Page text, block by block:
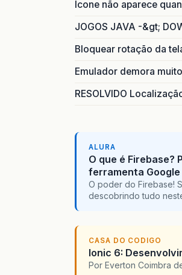
Icone não aparece
JOGOS JAVA -&gt;
Bloquear rotação da
Emulador demora
RESOLVIDO
ALURA
O que é Firebase?
ferramenta Google
O poder do Firebase!
descobrindo tudo
CASA DO CODIGO
Ionic 6:
Por Everton Coimbra